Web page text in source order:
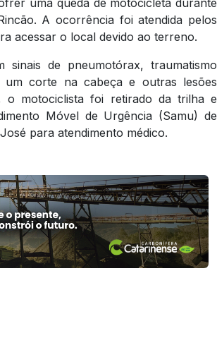
uma queda de motocicleta durante
A ocorrência foi atendida pelos
acessar o local devido ao terreno.
de pneumotórax, traumatismo
corte na cabeça e outras lesões
o motociclista foi retirado da trilha e
Móvel de Urgência (Samu) de
para atendimento médico.